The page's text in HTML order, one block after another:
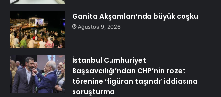
Ganita Akşamları’nda büyük coşku
Ağustos 9, 2026
İstanbul Cumhuriyet
Başsavcılığı’ndan CHP’nin rozet
törenine ‘figüran taşındı’ iddiasına
soruşturma